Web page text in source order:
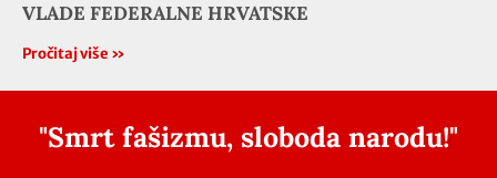
VLADE FEDERALNE HRVATSKE
Pročitaj više »
"Smrt fašizmu, sloboda narodu!"